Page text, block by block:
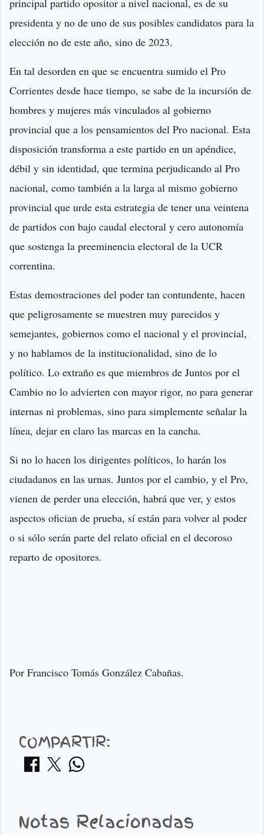
presidenta y no de uno de sus posibles candidatos para la
elección no de este año, sino de 2023.
En tal desorden en que se encuentra sumido el Pro
Corrientes desde hace tiempo, se sabe de la incursión de
hombres y mujeres más vinculados al gobierno
provincial que a los pensamientos del Pro nacional. Esta
disposición transforma a este partido en un apéndice,
débil y sin identidad, que termina perjudicando al Pro
nacional, como también a la larga al mismo gobierno
provincial que urde esta estrategia de tener una veintena
de partidos con bajo caudal electoral y cero autonomía
que sostenga la preeminencia electoral de la UCR
correntina.
Estas demostraciones del poder tan contundente, hacen
que peligrosamente se muestren muy parecidos y
semejantes, gobiernos como el nacional y el provincial,
y no hablamos de la institucionalidad, sino de lo
político. Lo extraño es que miembros de Juntos por el
Cambio no lo advierten con mayor rigor, no para generar
internas ni problemas, sino para simplemente señalar la
línea, dejar en claro las marcas en la cancha.
Si no lo hacen los dirigentes políticos, lo harán los
ciudadanos en las urnas. Juntos por el cambio, y el Pro,
vienen de perder una elección, habrá que ver, y estos
aspectos ofician de prueba, sí están para volver al poder
o si sólo serán parte del relato oficial en el decoroso
reparto de opositores.
Por Francisco Tomás González Cabañas.
COMPARTIR:
Notas Relacionadas